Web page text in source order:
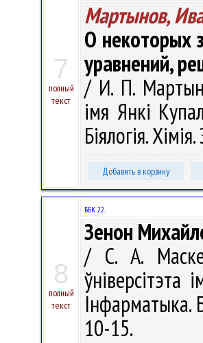
7
полный
текст
Мартынов,
О некоторых
уравнений,
/ И. П.
імя Янкі
Біялогія.
Добавить в корзину
8
полный
текст
ББК 22.
Зенон
/ С. А.
ўніверсітэта
Інфарматыка.
10-15.